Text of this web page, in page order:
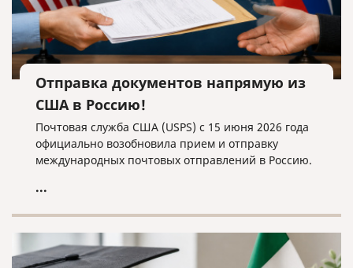
Отправка документов напрямую из
США в Россию!
Почтовая служба США (USPS) с 15 июня 2026 года
официально возобновила прием и отправку
международных почтовых отправлений в Россию.
...